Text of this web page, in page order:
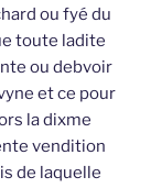
ou fyé du
toute ladite
ou debvoir
et ce pour
la dixme
vendition
de laquelle